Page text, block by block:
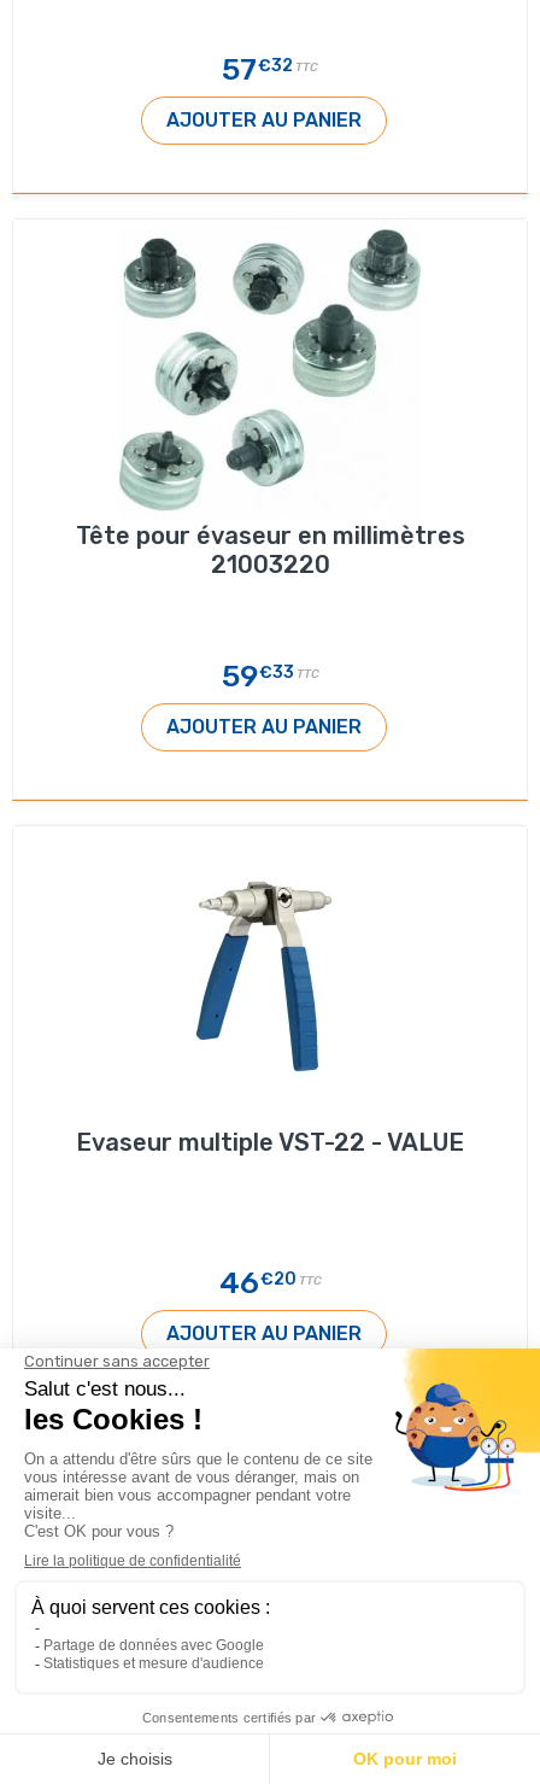
57€32 TTC
AJOUTER AU PANIER
Tête pour évaseur en millimètres
21003220
59€33 TTC
AJOUTER AU PANIER
Evaseur multiple VST-22 - VALUE
46€20 TTC
AJOUTER AU PANIER
affichage de 1-27 of 27 produit(s)
1